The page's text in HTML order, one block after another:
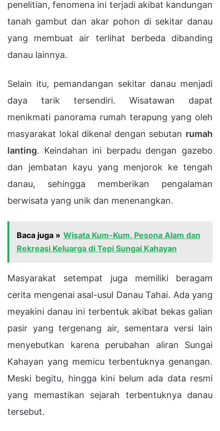
penelitian, fenomena ini terjadi akibat kandungan
tanah gambut dan akar pohon di sekitar danau
yang membuat air terlihat berbeda dibanding
danau lainnya.
Selain itu, pemandangan sekitar danau menjadi
daya tarik tersendiri. Wisatawan dapat
menikmati panorama rumah terapung yang oleh
masyarakat lokal dikenal dengan sebutan rumah
lanting. Keindahan ini berpadu dengan gazebo
dan jembatan kayu yang menjorok ke tengah
danau, sehingga memberikan pengalaman
berwisata yang unik dan menenangkan.
Baca juga » Wisata Kum-Kum, Pesona Alam dan
Rekreasi Keluarga di Tepi Sungai Kahayan
Masyarakat setempat juga memiliki beragam
cerita mengenai asal-usul Danau Tahai. Ada yang
meyakini danau ini terbentuk akibat bekas galian
pasir yang tergenang air, sementara versi lain
menyebutkan karena perubahan aliran Sungai
Kahayan yang memicu terbentuknya genangan.
Meski begitu, hingga kini belum ada data resmi
yang memastikan sejarah terbentuknya danau
tersebut.